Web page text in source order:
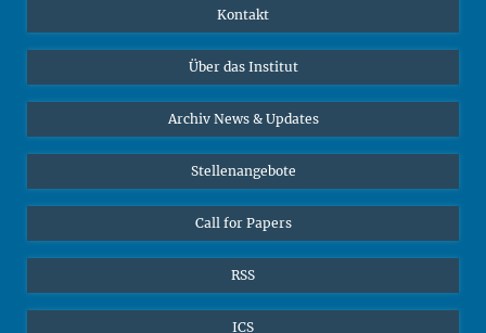
Online-Vorträge
Interviews zum Thema "Diversity"
Bluesky
Kontakt
Über das Institut
Archiv News & Updates
Stellenangebote
Call for Papers
RSS
ICS